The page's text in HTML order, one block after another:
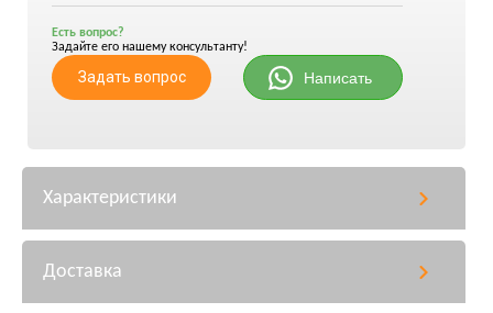
Есть вопрос?
Задайте его нашему консультанту!
Задать вопрос Написать
Характеристики
Доставка